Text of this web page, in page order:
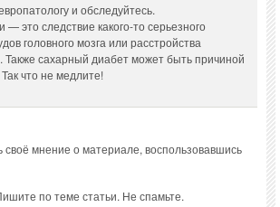
и обследуйтесь.
это следствие какого-то серьезного
головного мозга или расстройства
Также сахарный диабет может быть причиной
что не медлите!
своё мнение о материале, воспользовавшись
по теме статьи. Не спамьте.